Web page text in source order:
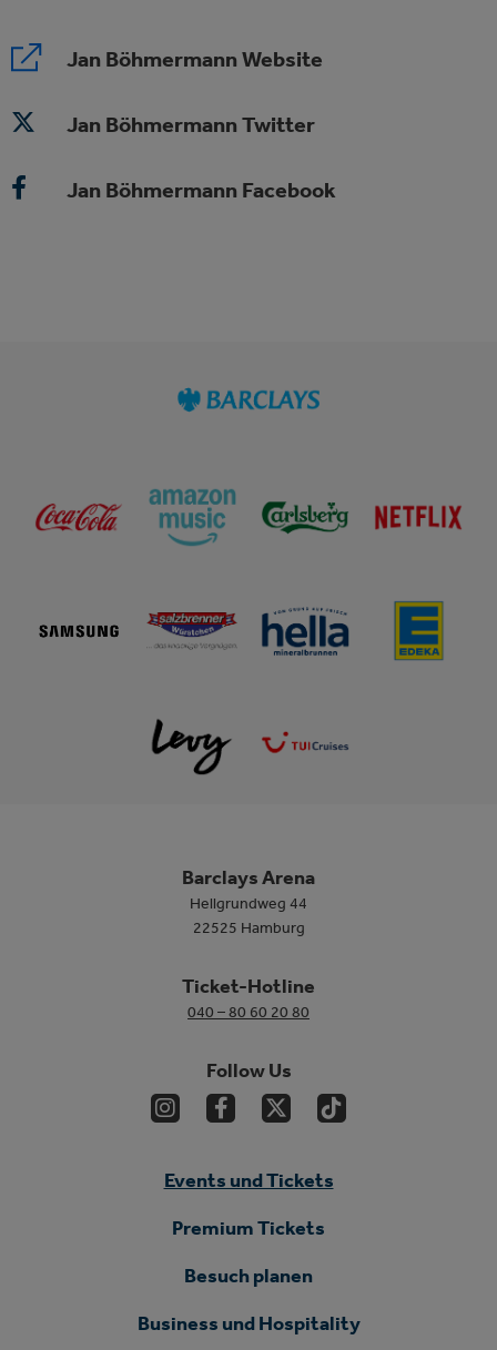
Jan Böhmermann Website
Jan Böhmermann Twitter
Jan Böhmermann Facebook
Barclays Arena
Hellgrundweg 44
22525 Hamburg
Ticket-Hotline
040 – 80 60 20 80
Follow Us
Events und Tickets
Premium Tickets
Besuch planen
Business und Hospitality